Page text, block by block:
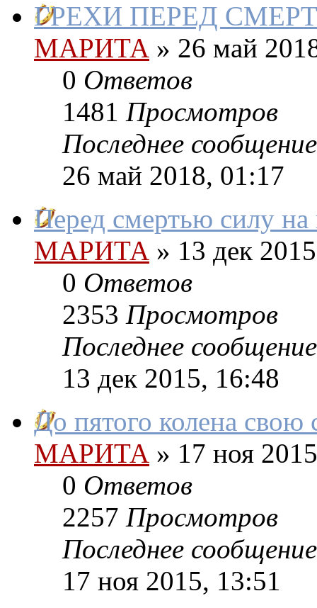
ГРЕХИ ПЕРЕД
МАРИТА » 26 май
0 Ответов
1481 Просмотров
Последнее сообщение
26 май 2018, 01:17
Перед смертью силу
МАРИТА » 13 дек
0 Ответов
2353 Просмотров
Последнее сообщение
13 дек 2015, 16:48
До пятого колена свою
МАРИТА » 17 ноя
0 Ответов
2257 Просмотров
Последнее сообщение
17 ноя 2015, 13:51